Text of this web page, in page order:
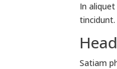
In
tincidunt.
Satiam